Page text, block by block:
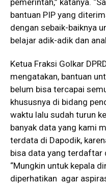
bantuan PIP yang
dengan sebaik-baiknya
belajar adik-adik dan
Ketua Fraksi Golkar
mengatakan, bantuan
belum bisa tercapai
khususnya di bidang
waktu lalu sudah turun
banyak data yang kami
terdata di Dapodik,
bisa data yang terdaftar
“Mungkin untuk kepala
diperhatikan agar